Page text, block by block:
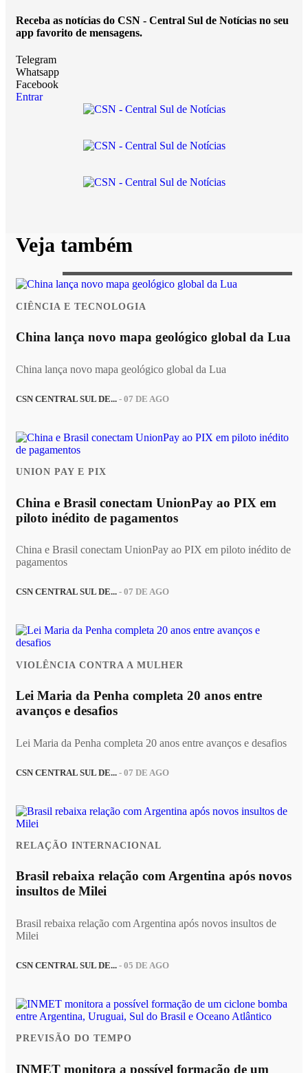
Receba as notícias do CSN - Central Sul de Notícias no seu
app favorito de mensagens.
Telegram
Whatsapp
Facebook
Entrar
Veja também
CIÊNCIA E TECNOLOGIA
China lança novo mapa geológico global da Lua
China lança novo mapa geológico global da Lua
CSN CENTRAL SUL DE... - 07 DE AGO
UNION PAY E PIX
China e Brasil conectam UnionPay ao PIX em
piloto inédito de pagamentos
China e Brasil conectam UnionPay ao PIX em piloto inédito de
pagamentos
CSN CENTRAL SUL DE... - 07 DE AGO
VIOLÊNCIA CONTRA A MULHER
Lei Maria da Penha completa 20 anos entre
avanços e desafios
Lei Maria da Penha completa 20 anos entre avanços e desafios
CSN CENTRAL SUL DE... - 07 DE AGO
RELAÇÃO INTERNACIONAL
Brasil rebaixa relação com Argentina após novos
insultos de Milei
Brasil rebaixa relação com Argentina após novos insultos de
Milei
CSN CENTRAL SUL DE... - 05 DE AGO
PREVISÃO DO TEMPO
INMET monitora a possível formação de um